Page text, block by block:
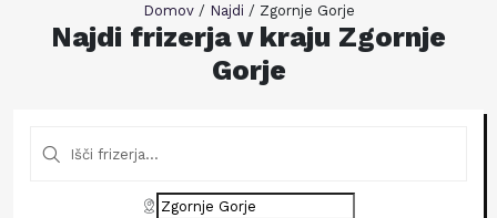
Domov/ Najdi / Zgornje Gorje
Najdi frizerja v kraju Zgornje
Gorje